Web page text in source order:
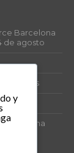
Barcelona
de agosto
Programa
y